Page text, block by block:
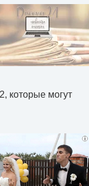
которые могут
i